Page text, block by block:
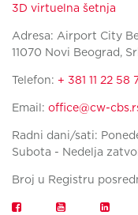
3D virtuelna šetnja
Adresa: Airport City
11070 Novi Beograd,
Telefon: + 381 11 22 58
Email: office@cw-
Radni dani/sati:
Subota - Nedelja
Broj u Registru